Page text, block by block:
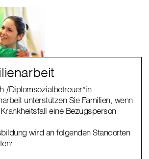
Diplomsozialbetreuer*in
unterstützen Sie Familien, wenn
eine Bezugsperson
wird an folgenden Standorten